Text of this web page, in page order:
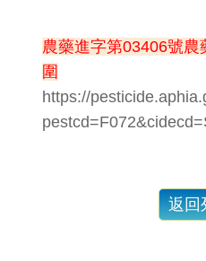
農藥進字第03406號
圍
https://